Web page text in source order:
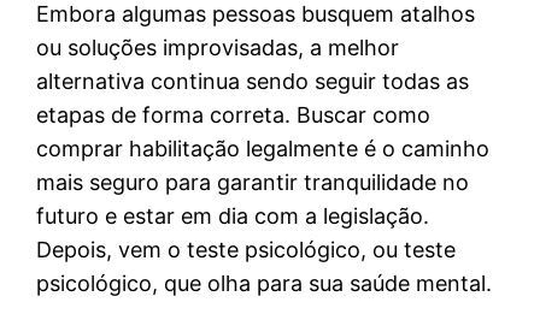
Embora algumas pessoas busquem atalhos
ou soluções improvisadas, a melhor
alternativa continua sendo seguir todas as
etapas de forma correta. Buscar como
comprar habilitação legalmente é o caminho
mais seguro para garantir tranquilidade no
futuro e estar em dia com a legislação.
Depois, vem o teste psicológico, ou teste
psicológico, que olha para sua saúde mental.